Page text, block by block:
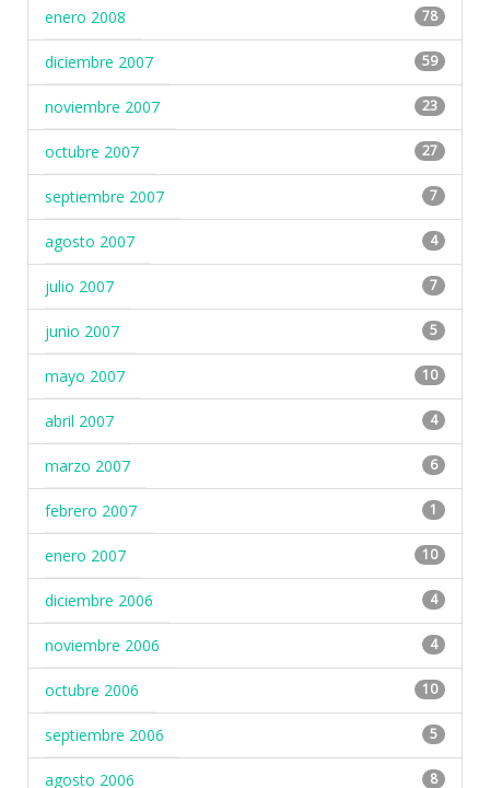
enero 2008 78
diciembre 2007 59
noviembre 2007 23
octubre 2007 27
septiembre 2007 7
agosto 2007 4
julio 2007 7
junio 2007 5
mayo 2007 10
abril 2007 4
marzo 2007 6
febrero 2007 1
enero 2007 10
diciembre 2006 4
noviembre 2006 4
octubre 2006 10
septiembre 2006 5
agosto 2006 8